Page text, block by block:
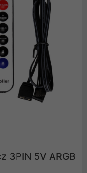
3PIN 5V ARGB